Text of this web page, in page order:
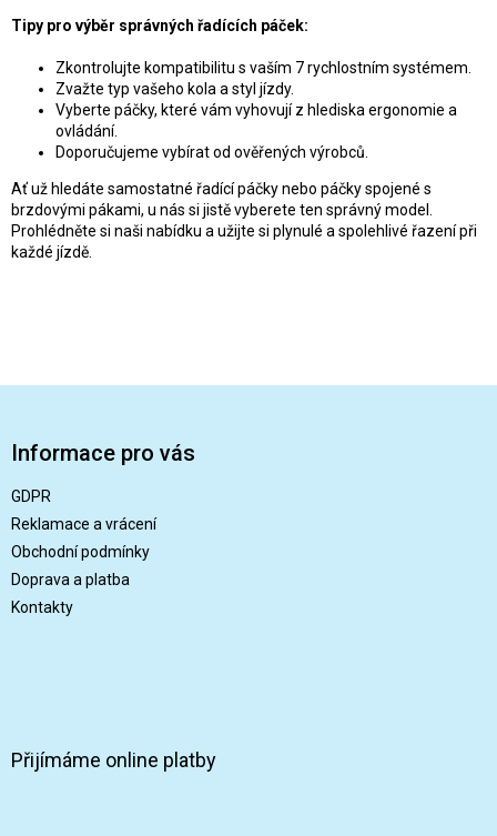
Tipy pro výběr správných řadících páček:
Zkontrolujte kompatibilitu s vaším 7 rychlostním systémem.
Zvažte typ vašeho kola a styl jízdy.
Vyberte páčky, které vám vyhovují z hlediska ergonomie a
ovládání.
Doporučujeme vybírat od ověřených výrobců.
Ať už hledáte samostatné řadící páčky nebo páčky spojené s
brzdovými pákami, u nás si jistě vyberete ten správný model.
Prohlédněte si naši nabídku a užijte si plynulé a spolehlivé řazení při
každé jízdě.
Informace pro vás
GDPR
Reklamace a vrácení
Obchodní podmínky
Doprava a platba
Kontakty
Přijímáme online platby